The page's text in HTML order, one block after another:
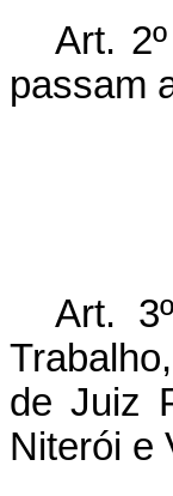
Art.
passam
Art.
de Juiz
Niterói e